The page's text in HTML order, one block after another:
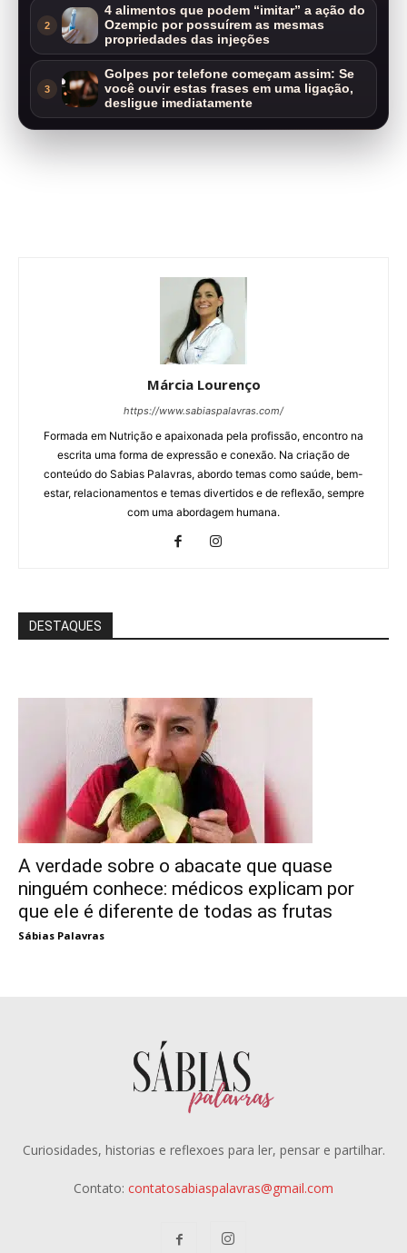
2
4 alimentos que podem “imitar” a ação do
Ozempic por possuírem as mesmas
propriedades das injeções
3
Golpes por telefone começam assim: Se
você ouvir estas frases em uma ligação,
desligue imediatamente
Márcia Lourenço
https://www.sabiaspalavras.com/
Formada em Nutrição e apaixonada pela profissão, encontro na
escrita uma forma de expressão e conexão. Na criação de
conteúdo do Sabias Palavras, abordo temas como saúde, bem-
estar, relacionamentos e temas divertidos e de reflexão, sempre
com uma abordagem humana.
DESTAQUES
A verdade sobre o abacate que quase
ninguém conhece: médicos explicam por
que ele é diferente de todas as frutas
Sábias Palavras
Curiosidades, historias e reflexoes para ler, pensar e partilhar.
Contato: contatosabiaspalavras@gmail.com